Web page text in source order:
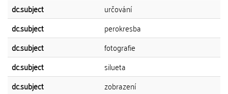
dc.subject
určování
dc.subject
perokresba
dc.subject
fotografie
dc.subject
silueta
dc.subject
zobrazení